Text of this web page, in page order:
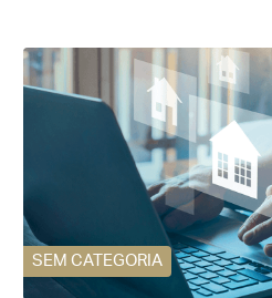
SEM CATEGORIA